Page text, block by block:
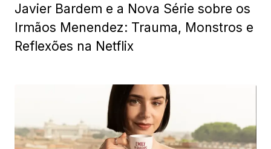
Javier Bardem e a Nova Série sobre os
Irmãos Menendez: Trauma, Monstros e
Reflexões na Netflix